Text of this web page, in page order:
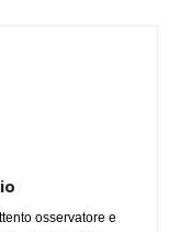
osservatore e